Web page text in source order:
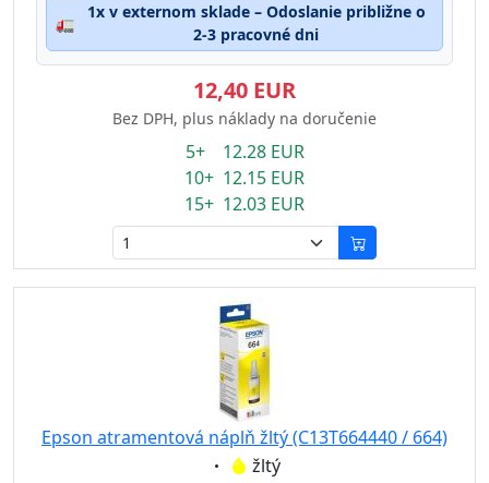
🚛
1x v externom sklade – Odoslanie približne o
2-3 pracovné dni
12,40 EUR
Bez DPH, plus náklady na doručenie
5+ 12.28 EUR
10+ 12.15 EUR
15+ 12.03 EUR
Epson atramentová náplň žltý (C13T664440 / 664)
Eigenschaft:
žltý